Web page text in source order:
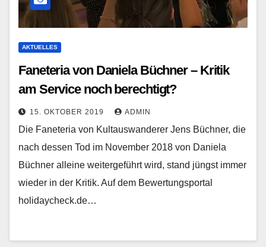
AKTUELLES
Faneteria von Daniela Büchner – Kritik
am Service noch berechtigt?
15. OKTOBER 2019 ADMIN
Die Faneteria von Kultauswanderer Jens Büchner, die
nach dessen Tod im November 2018 von Daniela
Büchner alleine weitergeführt wird, stand jüngst immer
wieder in der Kritik. Auf dem Bewertungsportal
holidaycheck.de…